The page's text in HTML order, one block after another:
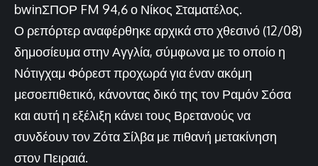
bwinΣΠΟΡ FM 94,6 ο Νίκος Σταματέλος.
Ο ρεπόρτερ αναφέρθηκε αρχικά στο χθεσινό (12/08)
δημοσίευμα στην Αγγλία, σύμφωνα με το οποίο η
Νότιγχαμ Φόρεστ προχωρά για έναν ακόμη
μεσοεπιθετικό, κάνοντας δικό της τον Ραμόν Σόσα
και αυτή η εξέλιξη κάνει τους Βρετανούς να
συνδέουν τον Ζότα Σίλβα με πιθανή μετακίνηση
στον Πειραιά.